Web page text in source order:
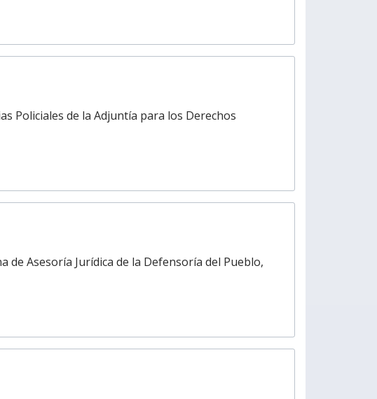
Policiales de la Adjuntía para los Derechos
Asesoría Jurídica de la Defensoría del Pueblo,